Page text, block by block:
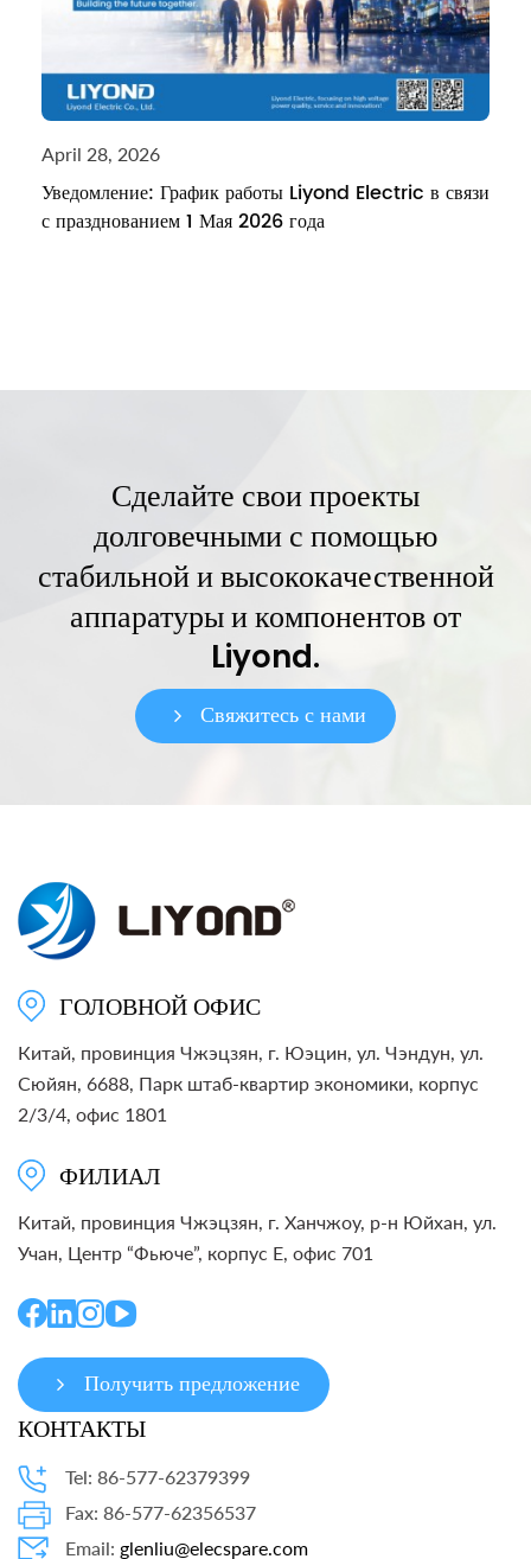
April 28, 2026
Уведомление: График работы Liyond Electric в связи
с празднованием 1 Мая 2026 года
Сделайте свои проекты
долговечными с помощью
стабильной и высококачественной
аппаратуры и компонентов от
Liyond.
Свяжитесь с нами
ГОЛОВНОЙ ОФИС
Китай, провинция Чжэцзян, г. Юэцин, ул. Чэндун, ул.
Сюйян, 6688, Парк штаб-квартир экономики, корпус
2/3/4, офис 1801
ФИЛИАЛ
Китай, провинция Чжэцзян, г. Ханчжоу, р-н Юйхан, ул.
Учан, Центр “Фьюче”, корпус E, офис 701
Получить предложение
КОНТАКТЫ
Tel: 86-577-62379399
Fax: 86-577-62356537
Email: glenliu@elecspare.com